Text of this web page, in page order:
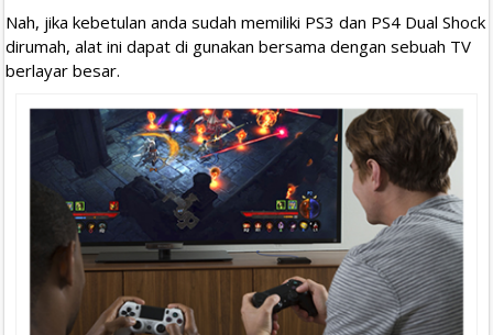
Nah, jika kebetulan anda sudah memiliki PS3 dan PS4 Dual Shock
dirumah, alat ini dapat di gunakan bersama dengan sebuah TV
berlayar besar.